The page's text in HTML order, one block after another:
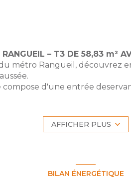
– T3 DE 58,83 m²
métro Rangueil, découvrez
compose d'une entrée
configuration fonctionnelle
à prévoir, notamment la
général permettant
AFFICHER PLUS
BILAN ÉNERGÉTIQUE